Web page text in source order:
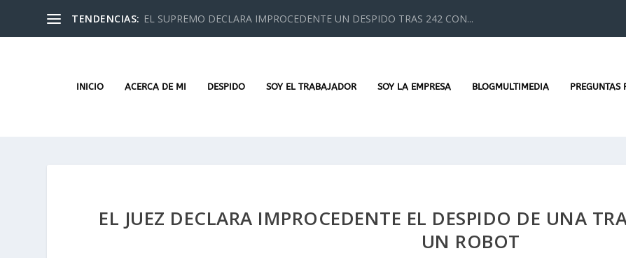
TENDENCIAS: EL SUPREMO DECLARA IMPROCEDENTE UN DESPIDO TRAS 242 CON...
INICIO ACERCA DE MI DESPIDO SOY EL TRABAJADOR SOY LA EMPRESA BLOGMULTIMEDIA PREGUNTAS
EL JUEZ DECLARA IMPROCEDENTE EL DESPIDO DE UNA
UN ROBOT